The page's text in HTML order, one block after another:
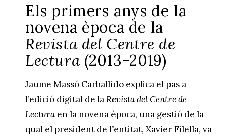
Els primers anys de la
novena època de la
Revista del Centre de
Lectura(2013-2019)
Jaume Massó Carballido explica el pas a
l’edició digital de laRevista del Centre de
Lectura en la novena època, una gestió de la
qual el president de l’entitat, Xavier Filella, va